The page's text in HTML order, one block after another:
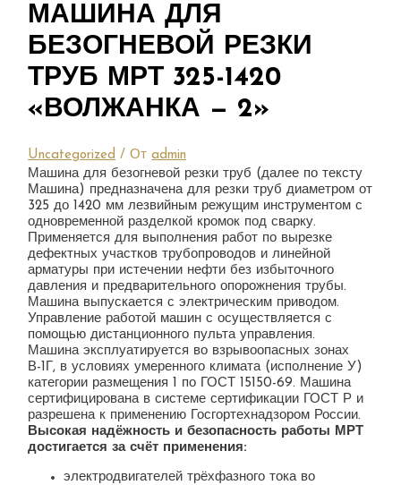
МАШИНА ДЛЯ
БЕЗОГНЕВОЙ РЕЗКИ
ТРУБ МРТ 325-1420
«ВОЛЖАНКА — 2»
Uncategorized / От admin
Машина для безогневой резки труб (далее по тексту
Машина) предназначена для резки труб диаметром от
325 до 1420 мм лезвийным режущим инструментом с
одновременной разделкой кромок под сварку.
Применяется для выполнения работ по вырезке
дефектных участков трубопроводов и линейной
арматуры при истечении нефти без избыточного
давления и предварительного опорожнения трубы.
Машина выпускается с электрическим приводом.
Управление работой машин с осуществляется с
помощью дистанционного пульта управления.
Машина эксплуатируется во взрывоопасных зонах
В-1Г, в условиях умеренного климата (исполнение У)
категории размещения 1 по ГОСТ 15150-69. Машина
сертифицирована в системе сертификации ГОСТ Р и
разрешена к применению Госгортехнадзором России.
Высокая надёжность и безопасность работы МРТ
достигается за счёт применения:
электродвигателей трёхфазного тока во